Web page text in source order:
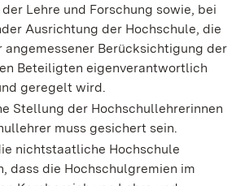
Lehre und Forschung sowie, bei
Ausrichtung der Hochschule, die
angemessener Berücksichtigung der
Beteiligten eigenverantwortlich
geregelt wird.
Stellung der Hochschullehrerinnen
muss gesichert sein.
nichtstaatliche Hochschule
dass die Hochschulgremien im